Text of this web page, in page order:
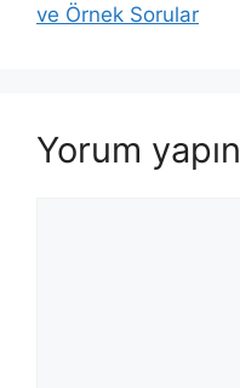
ve Örnek Sorular
Yorum yapın